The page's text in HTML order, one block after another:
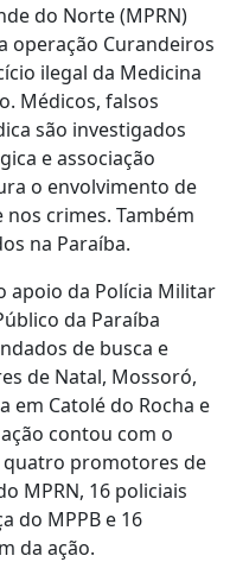
do Norte (MPRN)
operação Curandeiros
ilegal da Medicina
Médicos, falsos
são investigados
e associação
o envolvimento de
crimes. Também
na Paraíba.
apoio da Polícia Militar
da Paraíba
de busca e
de Natal, Mossoró,
em Catolé do Rocha e
contou com o
quatro promotores de
MPRN, 16 policiais
do MPPB e 16
da ação.